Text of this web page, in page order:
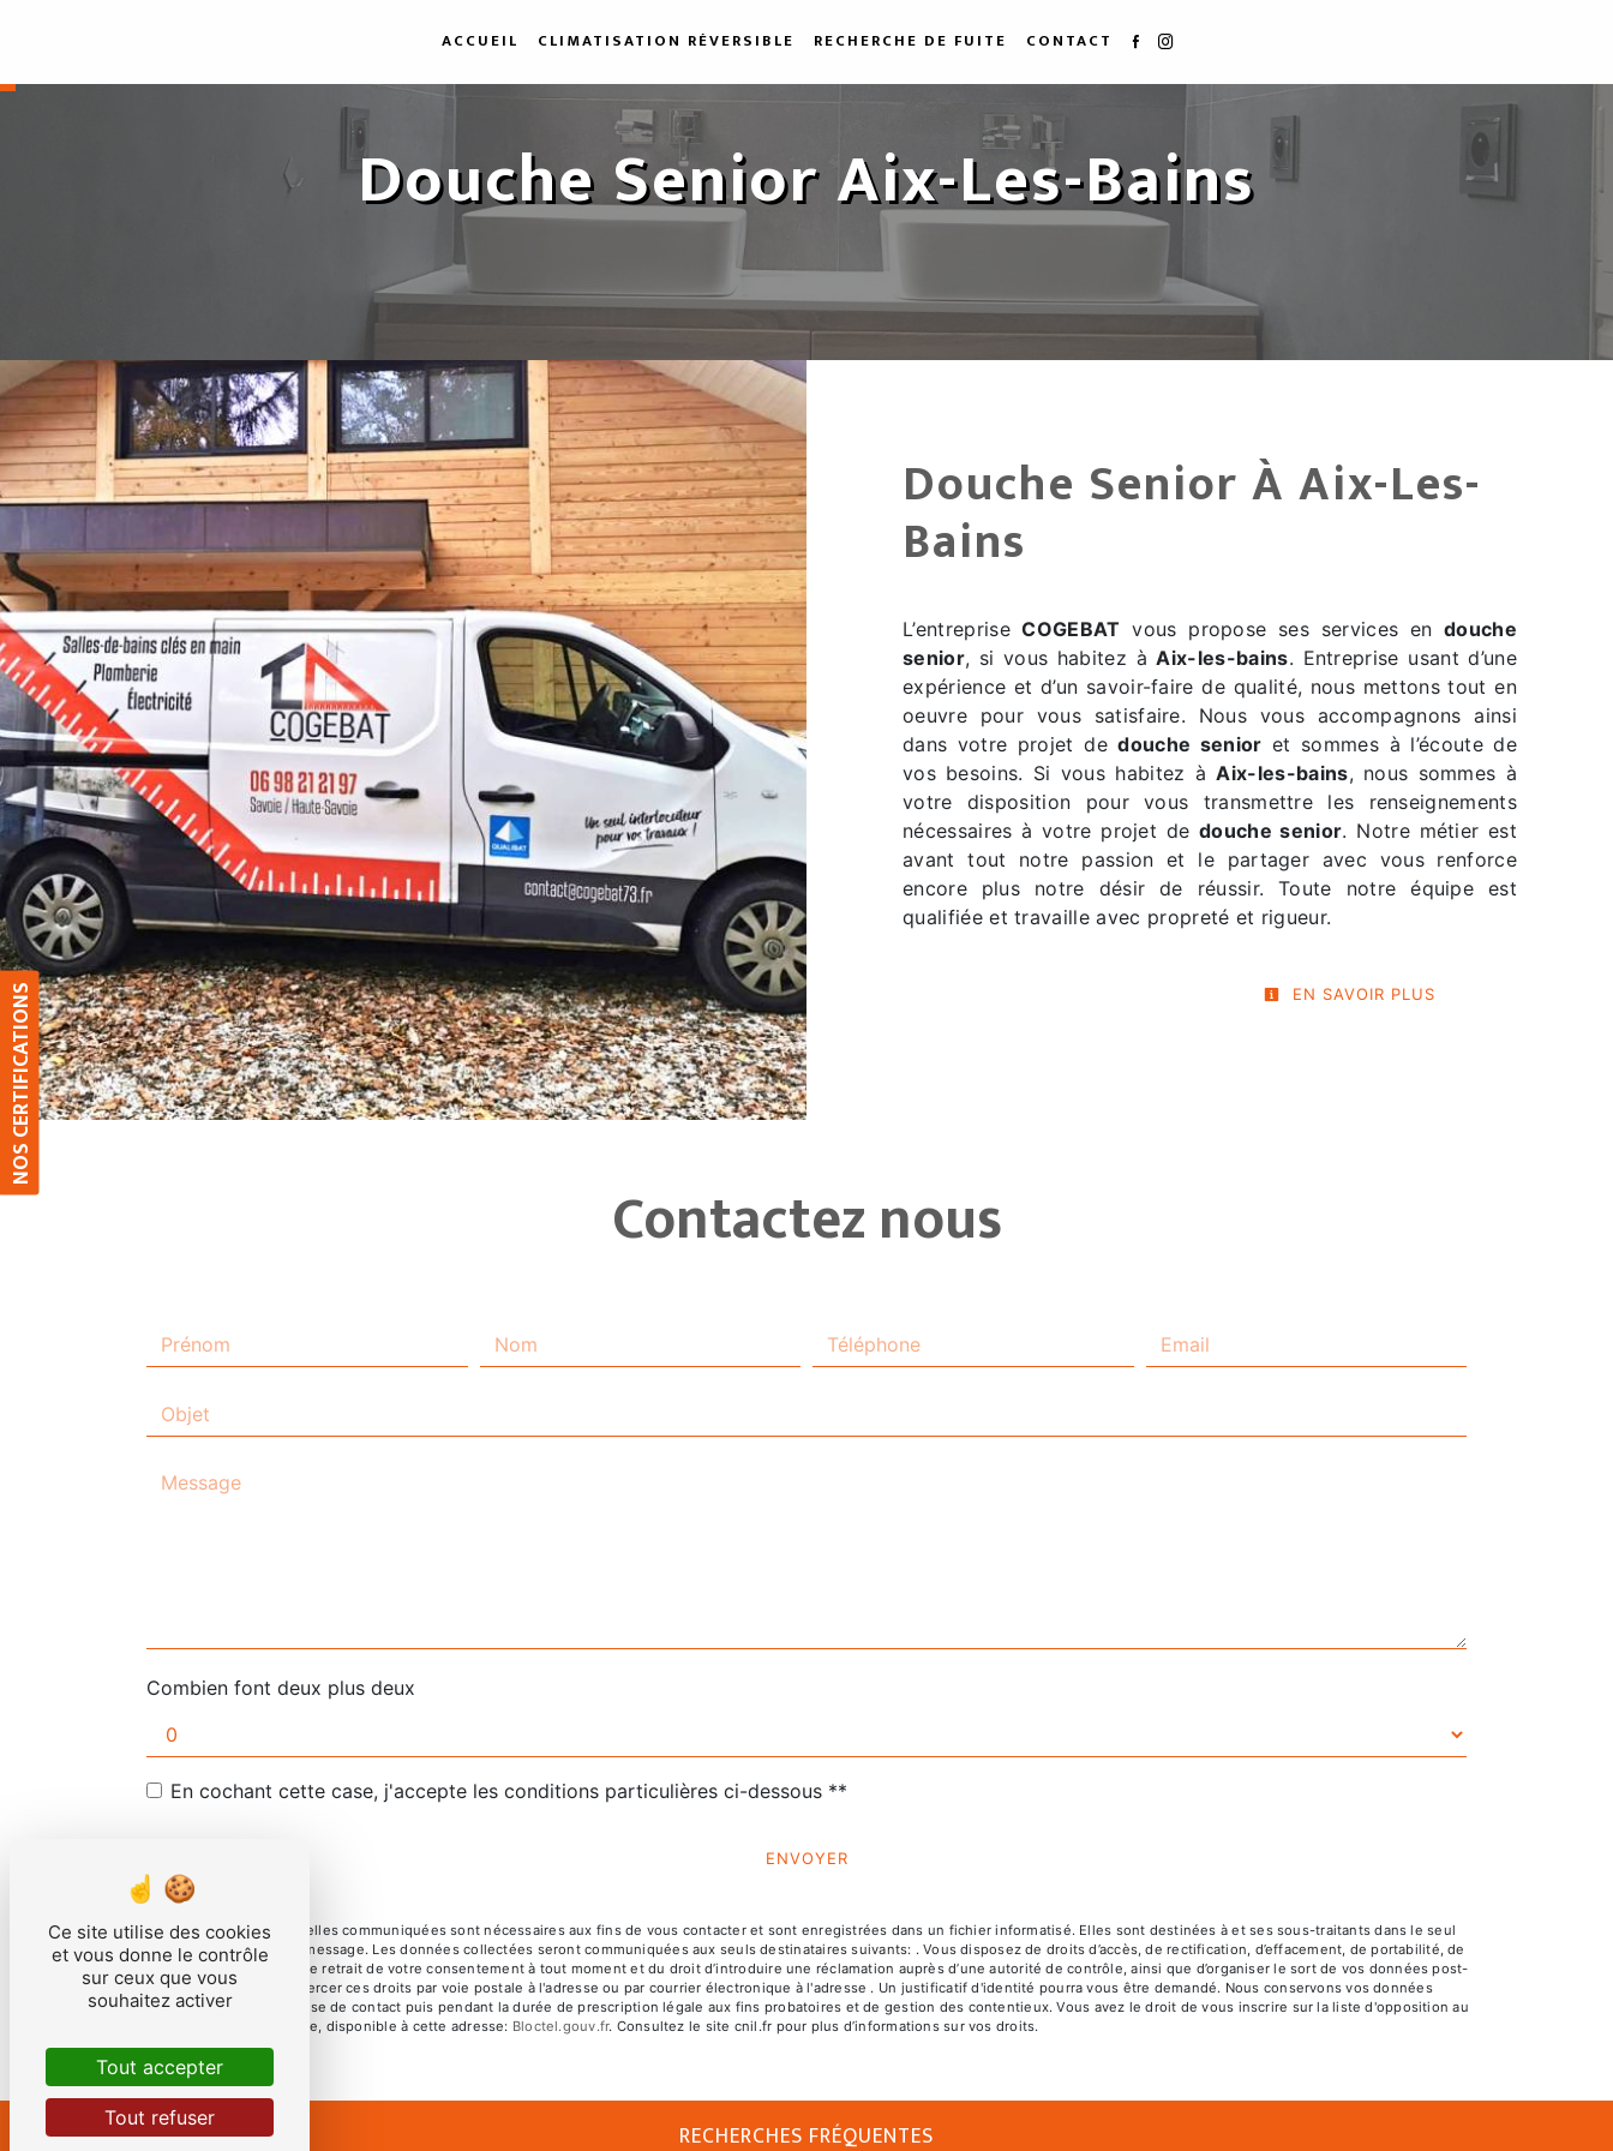
NOS CERTIFICATIONS
ACCUEIL CLIMATISATION RÉVERSIBLE RECHERCHE DE FUITE CONTACT
Douche Senior Aix-Les-Bains
Douche Senior À Aix-Les-
Bains
L’entrepriseCOGEBAT vous propose ses services endouche
senior, si vous habitez àAix-les-bains. Entreprise usant d’une
expérience et d’un savoir-faire de qualité, nous mettons tout en
oeuvre pour vous satisfaire. Nous vous accompagnons ainsi
dans votre projet dedouche senior et sommes à l’écoute de
vos besoins. Si vous habitez àAix-les-bains, nous sommes à
votre disposition pour vous transmettre les renseignements
nécessaires à votre projet de douche senior. Notre métier est
avant tout notre passion et le partager avec vous renforce
encore plus notre désir de réussir. Toute notre équipe est
qualifiée et travaille avec propreté et rigueur.
EN SAVOIR PLUS
Contactez nous
Combien font deux plus deux
En cochant cette case, j'accepte les conditions particulières ci-dessous **
ENVOYER
** Les données personnelles communiquées sont nécessaires aux fins de vous contacter et sont enregistrées dans un fichier informatisé. Elles sont destinées à et ses sous-traitants dans le seul
but de répondre à votre message. Les données collectées seront communiquées aux seuls destinataires suivants: . Vous disposez de droits d’accès, de rectification, d’effacement, de portabilité, de
limitation, d’opposition, de retrait de votre consentement à tout moment et du droit d’introduire une réclamation auprès d’une autorité de contrôle, ainsi que d’organiser le sort de vos données post-
mortem. Vous pouvez exercer ces droits par voie postale à l'adresse ou par courrier électronique à l'adresse . Un justificatif d'identité pourra vous être demandé. Nous conservons vos données
pendant la période de prise de contact puis pendant la durée de prescription légale aux fins probatoires et de gestion des contentieux. Vous avez le droit de vous inscrire sur la liste d'opposition au
démarchage téléphonique, disponible à cette adresse: Bloctel.gouv.fr. Consultez le site cnil.fr pour plus d’informations sur vos droits.
RECHERCHES FRÉQUENTES
Ce site utilise des cookies
et vous donne le contrôle
sur ceux que vous
souhaitez activer
Tout accepter
Tout refuser